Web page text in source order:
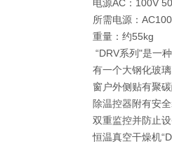
电源AC：100V
所需电源：
重量：约55kg
“DRV系列"是一
有一个大钢化玻
窗户外侧贴有聚
除温控器附有安
双重监控并防止
恒温真空干燥机